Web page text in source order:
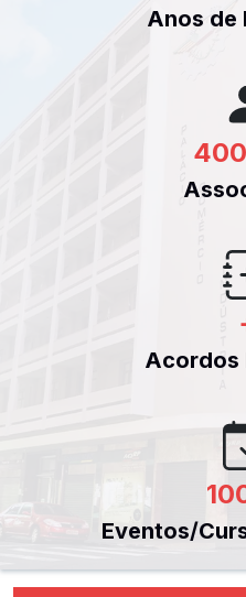
Anos de
Acordos
Eventos/